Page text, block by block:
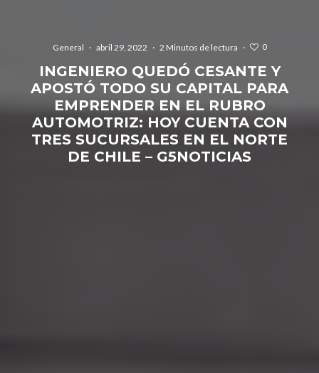
General · abril 29, 2022 · 2 Minutos de lectura · 0
INGENIERO QUEDÓ CESANTE Y
APOSTÓ TODO SU CAPITAL PARA
EMPRENDER EN EL RUBRO
AUTOMOTRIZ: HOY CUENTA CON
TRES SUCURSALES EN EL NORTE
DE CHILE – G5NOTICIAS